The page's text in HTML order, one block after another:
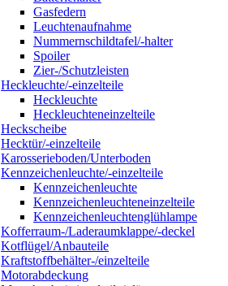
Gasfedern
Leuchtenaufnahme
Nummernschildtafel/-halter
Spoiler
Zier-/Schutzleisten
Heckleuchte/-einzelteile
Heckleuchte
Heckleuchteneinzelteile
Heckscheibe
Hecktür/-einzelteile
Karosserieboden/Unterboden
Kennzeichenleuchte/-einzelteile
Kennzeichenleuchte
Kennzeichenleuchteneinzelteile
Kennzeichenleuchtenglühlampe
Kofferraum-/Laderaumklappe/-deckel
Kotflügel/Anbauteile
Kraftstoffbehälter-/einzelteile
Motorabdeckung